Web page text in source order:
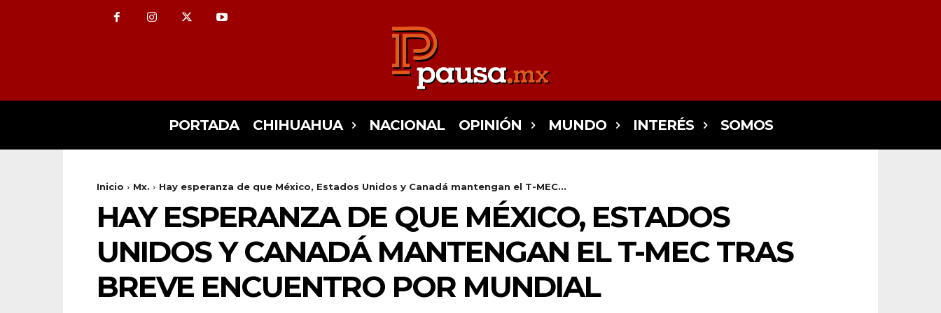
PORTADA CHIHUAHUA NACIONAL OPINIÓN MUNDO INTERÉS SOMOS
Inicio Mx. Hay esperanza de que México, Estados Unidos y Canadá mantengan el T-MEC...
HAY ESPERANZA DE QUE MÉXICO, ESTADOS
UNIDOS Y CANADÁ MANTENGAN EL T-MEC TRAS
BREVE ENCUENTRO POR MUNDIAL